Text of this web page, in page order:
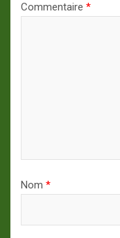
Commentaire *
Nom *